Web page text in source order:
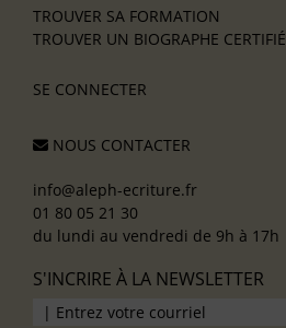
TROUVER SA FORMATION
TROUVER UN BIOGRAPHE CERTIFIÉ
SE CONNECTER
NOUS CONTACTER
info@aleph-ecriture.fr
01 80 05 21 30
du lundi au vendredi de 9h à 17h
S'INCRIRE À LA NEWSLETTER